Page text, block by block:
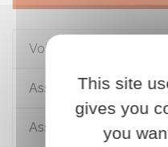
Voir aussi
Associations sous
Associations
This site
gives you
you